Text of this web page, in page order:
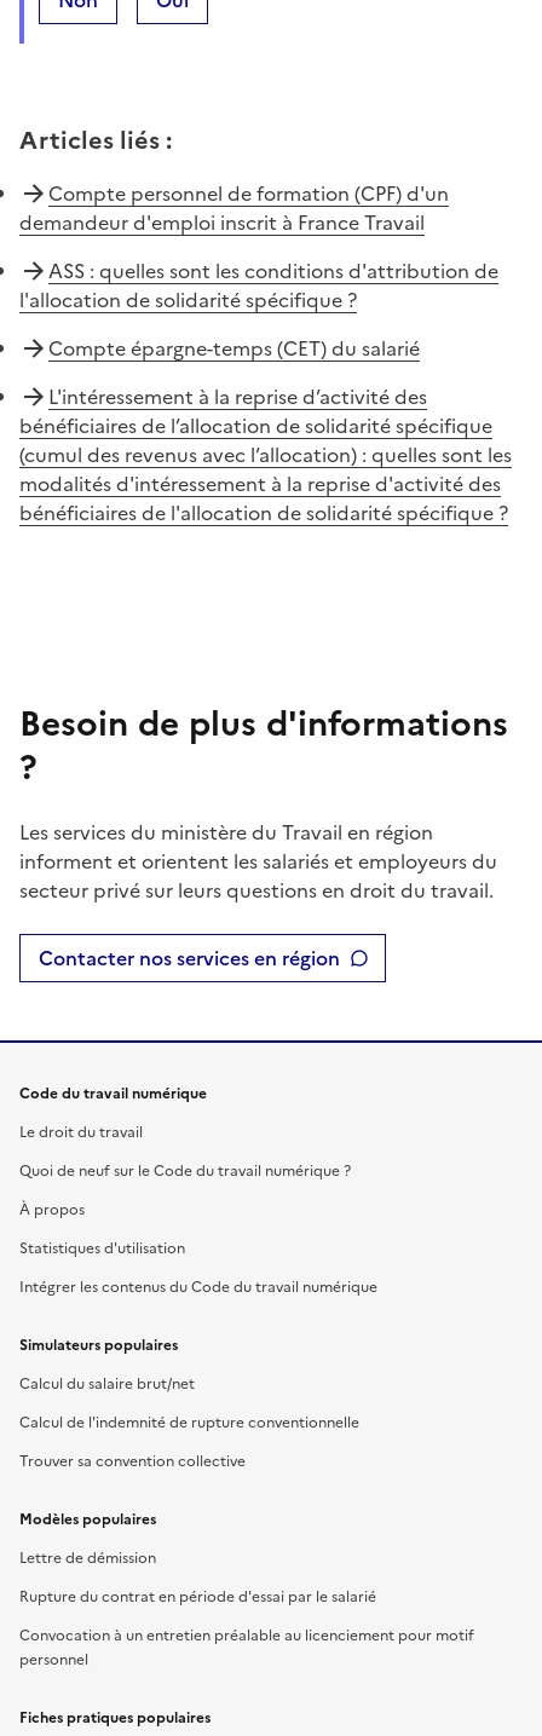
Articles liés :
Compte personnel de formation (CPF) d'un
demandeur d'emploi inscrit à France Travail
ASS : quelles sont les conditions d'attribution de
l'allocation de solidarité spécifique ?
Compte épargne-temps (CET) du salarié
L'intéressement à la reprise d’activité des
bénéficiaires de l’allocation de solidarité spécifique
(cumul des revenus avec l’allocation) : quelles sont les
modalités d'intéressement à la reprise d'activité des
bénéficiaires de l'allocation de solidarité spécifique ?
Besoin de plus d'informations
?
Les services du ministère du Travail en région
informent et orientent les salariés et employeurs du
secteur privé sur leurs questions en droit du travail.
Contacter nos services en région
Code du travail numérique
Le droit du travail
Quoi de neuf sur le Code du travail numérique ?
À propos
Statistiques d'utilisation
Intégrer les contenus du Code du travail numérique
Simulateurs populaires
Calcul du salaire brut/net
Calcul de l'indemnité de rupture conventionnelle
Trouver sa convention collective
Modèles populaires
Lettre de démission
Rupture du contrat en période d'essai par le salarié
Convocation à un entretien préalable au licenciement pour motif
personnel
Fiches pratiques populaires